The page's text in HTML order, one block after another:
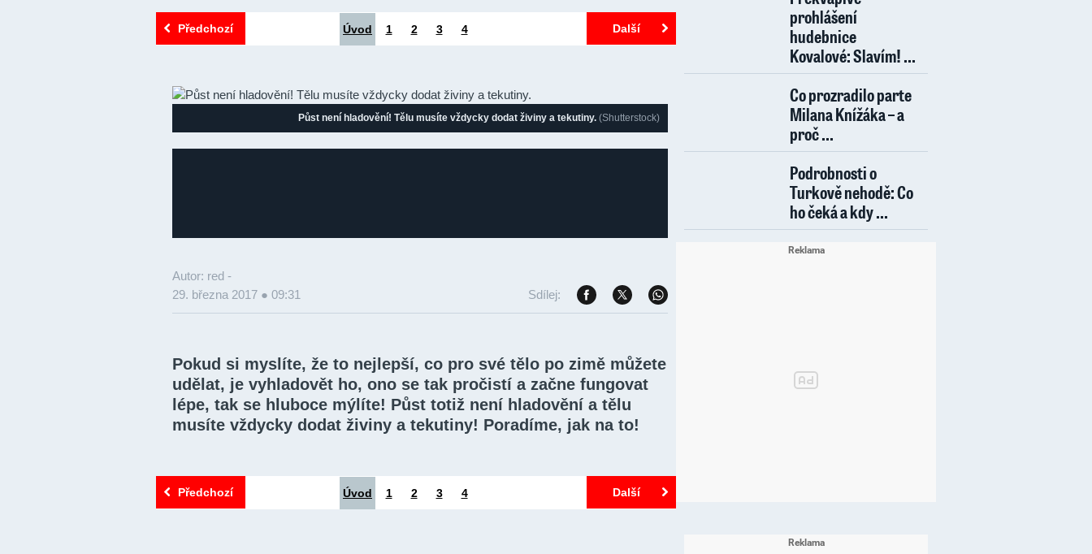
Předchozí Úvod 1 2 3 4 Další
Půst není hladovění! Tělu musíte vždycky dodat živiny a tekutiny. (Shutterstock)
Autor: red -
29. března 2017 ● 09:31
Sdílej:
Pokud si myslíte, že to nejlepší, co pro své tělo po zimě můžete
udělat, je vyhladovět ho, ono se tak pročistí a začne fungovat
lépe, tak se hluboce mýlíte! Půst totiž není hladovění a tělu
musíte vždycky dodat živiny a tekutiny! Poradíme, jak na to!
Předchozí Úvod 1 2 3 4 Další
prohlášení
hudebnice
Kovalové: Slavím! ...
Co prozradilo parte
Milana Knížáka – a
proč ...
Podrobnosti o
Turkově nehodě: Co
ho čeká a kdy ...